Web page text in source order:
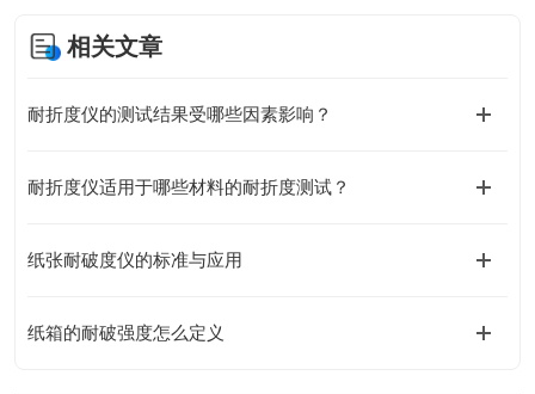
相关文章
耐折度仪的测试结果受哪些因素影响？
耐折度仪适用于哪些材料的耐折度测试？
纸张耐破度仪的标准与应用
纸箱的耐破强度怎么定义